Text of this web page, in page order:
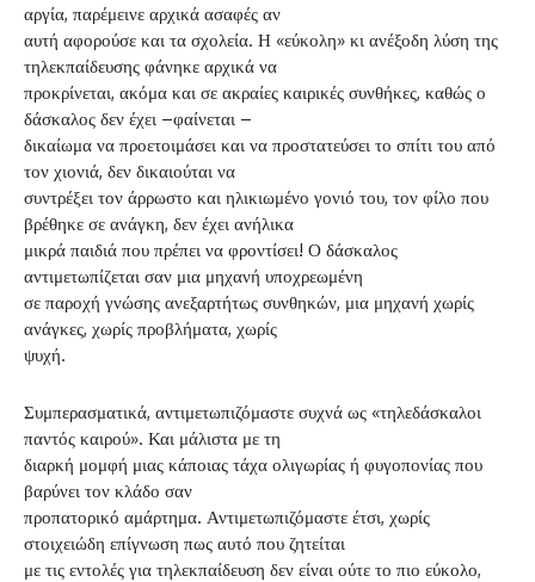
αργία, παρέμεινε αρχικά ασαφές αν
αυτή αφορούσε και τα σχολεία. Η «εύκολη» κι ανέξοδη λύση της
τηλεκπαίδευσης φάνηκε αρχικά να
προκρίνεται, ακόμα και σε ακραίες καιρικές συνθήκες, καθώς ο
δάσκαλος δεν έχει –φαίνεται –
δικαίωμα να προετοιμάσει και να προστατεύσει το σπίτι του από
τον χιονιά, δεν δικαιούται να
συντρέξει τον άρρωστο και ηλικιωμένο γονιό του, τον φίλο που
βρέθηκε σε ανάγκη, δεν έχει ανήλικα
μικρά παιδιά που πρέπει να φροντίσει! Ο δάσκαλος
αντιμετωπίζεται σαν μια μηχανή υποχρεωμένη
σε παροχή γνώσης ανεξαρτήτως συνθηκών, μια μηχανή χωρίς
ανάγκες, χωρίς προβλήματα, χωρίς
ψυχή.
Συμπερασματικά, αντιμετωπιζόμαστε συχνά ως «τηλεδάσκαλοι
παντός καιρού». Και μάλιστα με τη
διαρκή μομφή μιας κάποιας τάχα ολιγωρίας ή φυγοπονίας που
βαρύνει τον κλάδο σαν
προπατορικό αμάρτημα. Αντιμετωπιζόμαστε έτσι, χωρίς
στοιχειώδη επίγνωση πως αυτό που ζητείται
με τις εντολές για τηλεκπαίδευση δεν είναι ούτε το πιο εύκολο,